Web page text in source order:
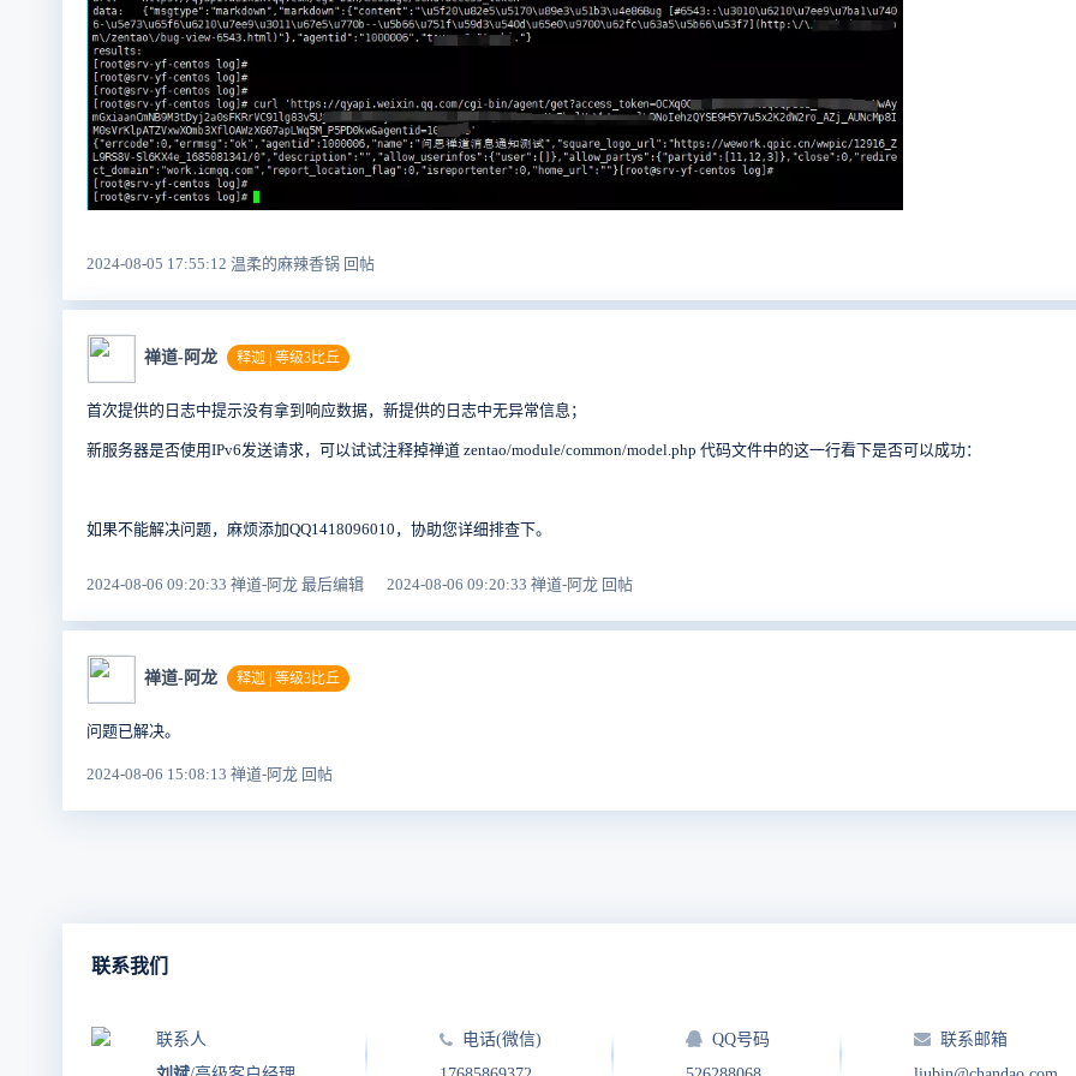
2024-08-05 17:55:12 温柔的麻辣香锅 回帖
禅道-阿龙 释迦 | 等级3比丘
首次提供的日志中提示没有拿到响应数据，新提供的日志中无异常信息；
新服务器是否使用IPv6发送请求，可以试试注释掉禅道 zentao/module/common/model.php 代码文件中的这一行看下是否可以成功：
如果不能解决问题，麻烦添加QQ1418096010，协助您详细排查下。
2024-08-06 09:20:33 禅道-阿龙 最后编辑 2024-08-06 09:20:33 禅道-阿龙 回帖
禅道-阿龙 释迦 | 等级3比丘
问题已解决。
2024-08-06 15:08:13 禅道-阿龙 回帖
联系我们
联系人
电话(微信)
QQ号码
联系邮箱